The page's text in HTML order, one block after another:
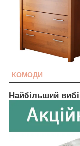
КОМОДИ
Найбільший